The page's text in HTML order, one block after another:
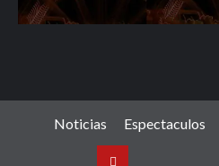
Noticias Espectaculos